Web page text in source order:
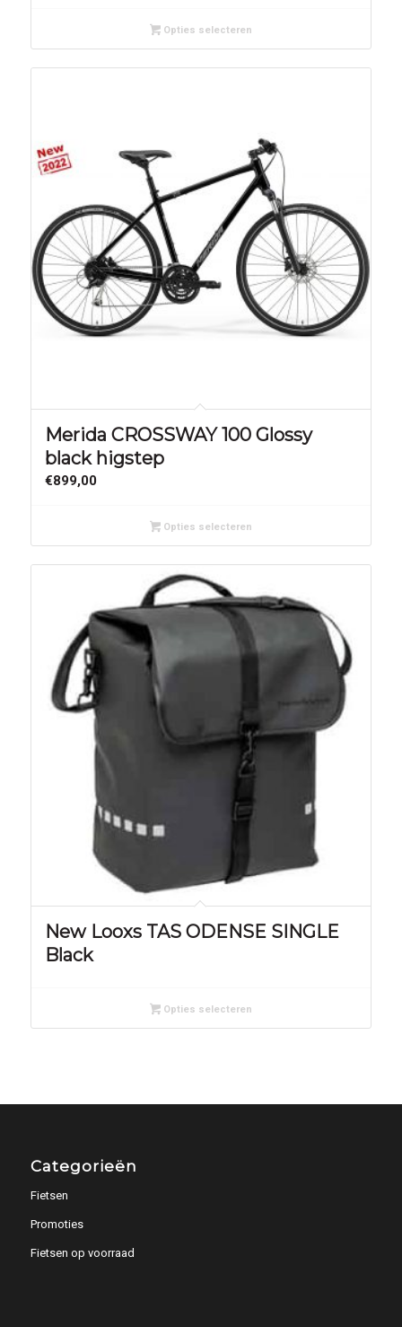
Opties selecteren
Merida CROSSWAY 100 Glossy
black higstep
€899,00
Opties selecteren
New Looxs TAS ODENSE SINGLE
Black
Opties selecteren
Categorieën
Fietsen
Promoties
Fietsen op voorraad